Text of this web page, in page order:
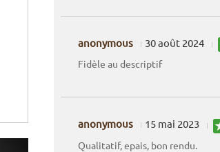
anonymous 30 août 2024
Fidèle au descriptif
anonymous 15 mai 2023
Qualitatif, epais, bon rendu.